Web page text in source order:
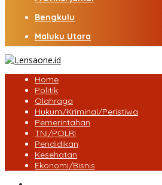
Bengkulu
Maluku Utara
Home
Politik
Olahraga
Hukum/Kriminal/Peristiwa
Pemerintahan
TNI/POLRI
Pendidikan
Kesehatan
Ekonomi/Bisnis